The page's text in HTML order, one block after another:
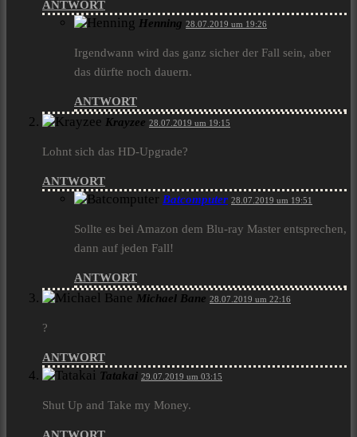
ANTWORT
Henning 28.07.2019 um 19:26
Irgendwann wird das ganz sicher der Fall sein, aber
das dürfte noch dauern.
ANTWORT
Krayzee 28.07.2019 um 19:15
Lohnt sich das HD-Upgrade?
ANTWORT
Batcomputer 28.07.2019 um 19:51
Sollte es bei Amazon dem Blu-ray Master entsprechen,
dann auf jeden Fall!
ANTWORT
Michael Bane 28.07.2019 um 22:16
?
ANTWORT
Tatakai 29.07.2019 um 03:15
Shut Up and Take my Money.